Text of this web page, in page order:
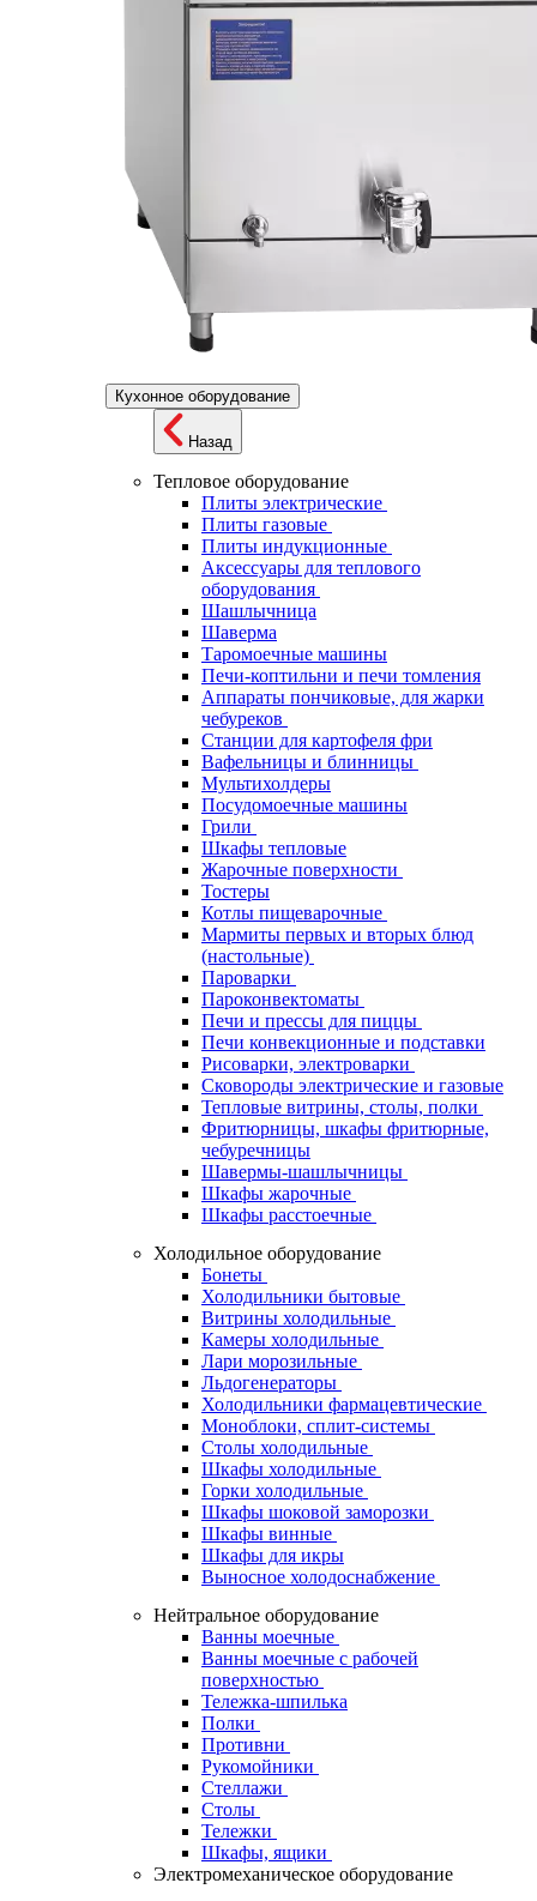
Кухонное оборудование
Назад
Тепловое оборудование
Плиты электрические
Плиты газовые
Плиты индукционные
Аксессуары для теплового
оборудования
Шашлычница
Шаверма
Таромоечные машины
Печи-коптильни и печи томления
Аппараты пончиковые, для жарки
чебуреков
Станции для картофеля фри
Вафельницы и блинницы
Мультихолдеры
Посудомоечные машины
Грили
Шкафы тепловые
Жарочные поверхности
Тостеры
Котлы пищеварочные
Мармиты первых и вторых блюд
(настольные)
Пароварки
Пароконвектоматы
Печи и прессы для пиццы
Печи конвекционные и подставки
Рисоварки, электроварки
Сковороды электрические и газовые
Тепловые витрины, столы, полки
Фритюрницы, шкафы фритюрные,
чебуречницы
Шавермы-шашлычницы
Шкафы жарочные
Шкафы расстоечные
Холодильное оборудование
Бонеты
Холодильники бытовые
Витрины холодильные
Камеры холодильные
Лари морозильные
Льдогенераторы
Холодильники фармацевтические
Моноблоки, сплит-системы
Столы холодильные
Шкафы холодильные
Горки холодильные
Шкафы шоковой заморозки
Шкафы винные
Шкафы для икры
Выносное холодоснабжение
Нейтральное оборудование
Ванны моечные
Ванны моечные с рабочей
поверхностью
Тележка-шпилька
Полки
Противни
Рукомойники
Стеллажи
Столы
Тележки
Шкафы, ящики
Электромеханическое оборудование